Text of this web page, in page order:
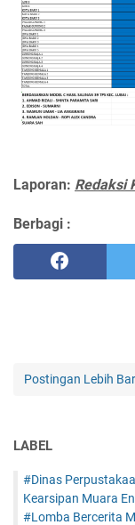
Laporan: Redaksi
Berbagi :
Postingan Lebih
LABEL
#Dinas
Kearsipan Muara
#Lomba Bercerita